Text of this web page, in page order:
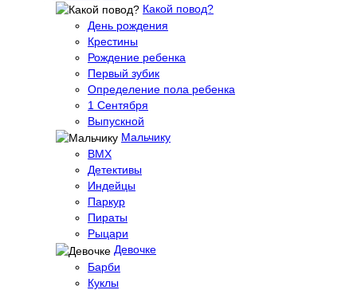
Какой повод?
День рождения
Крестины
Рождение ребенка
Первый зубик
Определение пола ребенка
1 Сентября
Выпускной
Мальчику
BMX
Детективы
Индейцы
Паркур
Пираты
Рыцари
Девочке
Барби
Куклы